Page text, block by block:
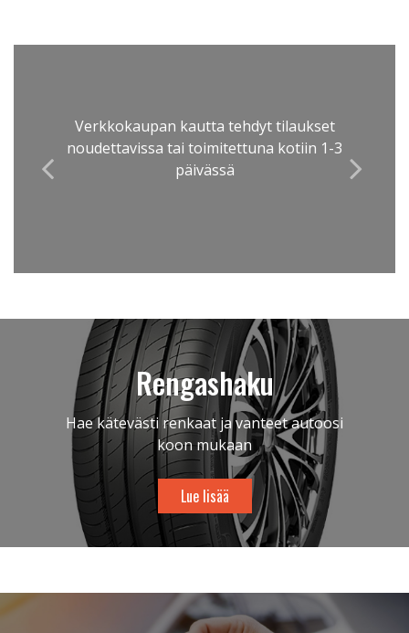
Tilaaminen ei vaadi rekisteröitymistä
Verkkokaupan kautta tehdyt tilaukset
noudettavissa tai toimitettuna kotiin 1-3
päivässä
Rengashaku
Hae kätevästi renkaat ja vanteet autoosi
koon mukaan
Lue lisää